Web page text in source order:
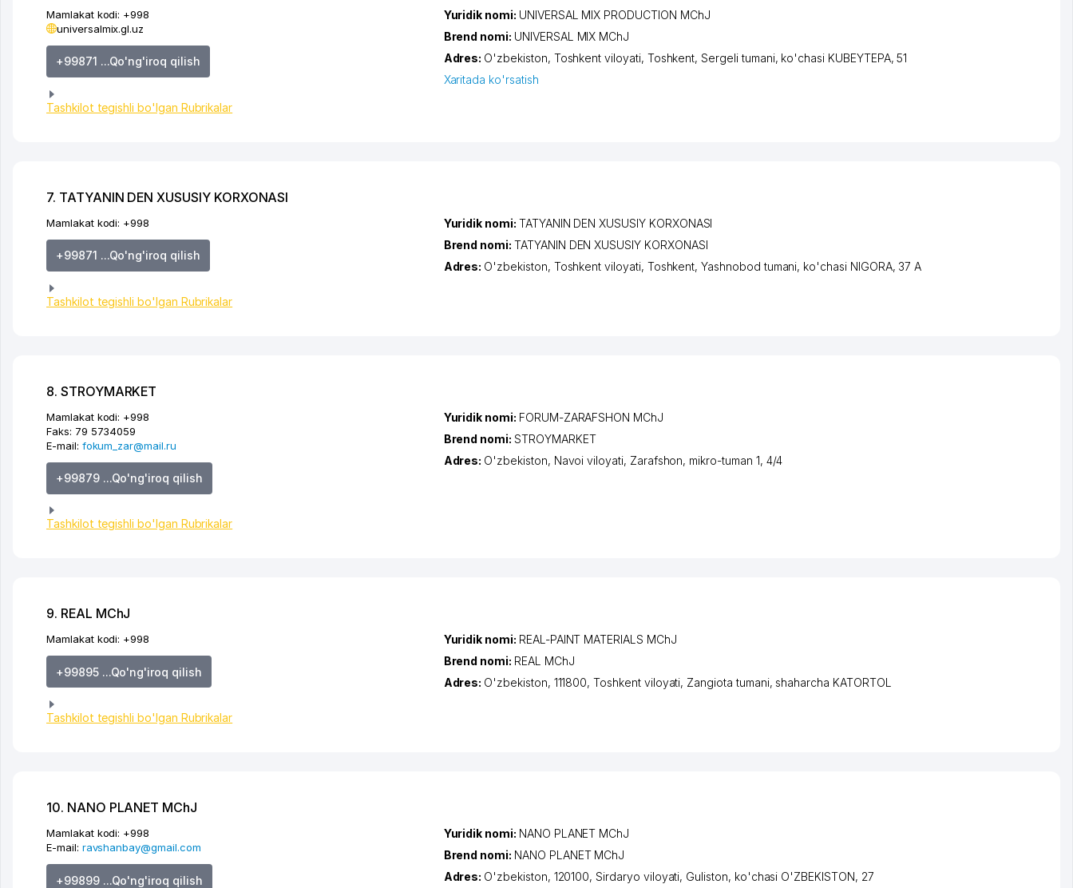
Mamlakat kodi: +998
universalmix.gl.uz
+99871 ...Qo'ng'iroq qilish
Tashkilot tegishli bo'lgan Rubrikalar
Yuridik nomi: UNIVERSAL MIX PRODUCTION MChJ
Brend nomi: UNIVERSAL MIX MChJ
Adres: O'zbekiston, Toshkent viloyati, Toshkent,Sergeli tumani, ko'chasi KUBEYTEPA, 51
Xaritada ko'rsatish
7. TATYANIN DEN XUSUSIY KORXONASI
Mamlakat kodi: +998
+99871 ...Qo'ng'iroq qilish
Tashkilot tegishli bo'lgan Rubrikalar
Yuridik nomi: TATYANIN DEN XUSUSIY KORXONASI
Brend nomi: TATYANIN DEN XUSUSIY KORXONASI
Adres: O'zbekiston, Toshkent viloyati, Toshkent,Yashnobod tumani, ko'chasi NIGORA, 37 А
8. STROYMARKET
Mamlakat kodi: +998
Faks: 79 5734059
E-mail: fokum_zar@mail.ru
+99879 ...Qo'ng'iroq qilish
Tashkilot tegishli bo'lgan Rubrikalar
Yuridik nomi: FORUM-ZARAFSHON MChJ
Brend nomi: STROYMARKET
Adres: O'zbekiston, Navoi viloyati, Zarafshon, mikro-tuman 1, 4/4
9. REAL MChJ
Mamlakat kodi: +998
+99895 ...Qo'ng'iroq qilish
Tashkilot tegishli bo'lgan Rubrikalar
Yuridik nomi: REAL-PAINT MATERIALS MChJ
Brend nomi: REAL MChJ
Adres: O'zbekiston, 111800,Toshkent viloyati, Zangiota tumani, shaharcha KATORTOL
10. NANO PLANET MChJ
Mamlakat kodi: +998
E-mail: ravshanbay@gmail.com
+99899 ...Qo'ng'iroq qilish
Yuridik nomi: NANO PLANET MChJ
Brend nomi: NANO PLANET MChJ
Adres: O'zbekiston, 120100,Sirdaryo viloyati, Guliston, ko'chasi O'ZBEKISTON, 27